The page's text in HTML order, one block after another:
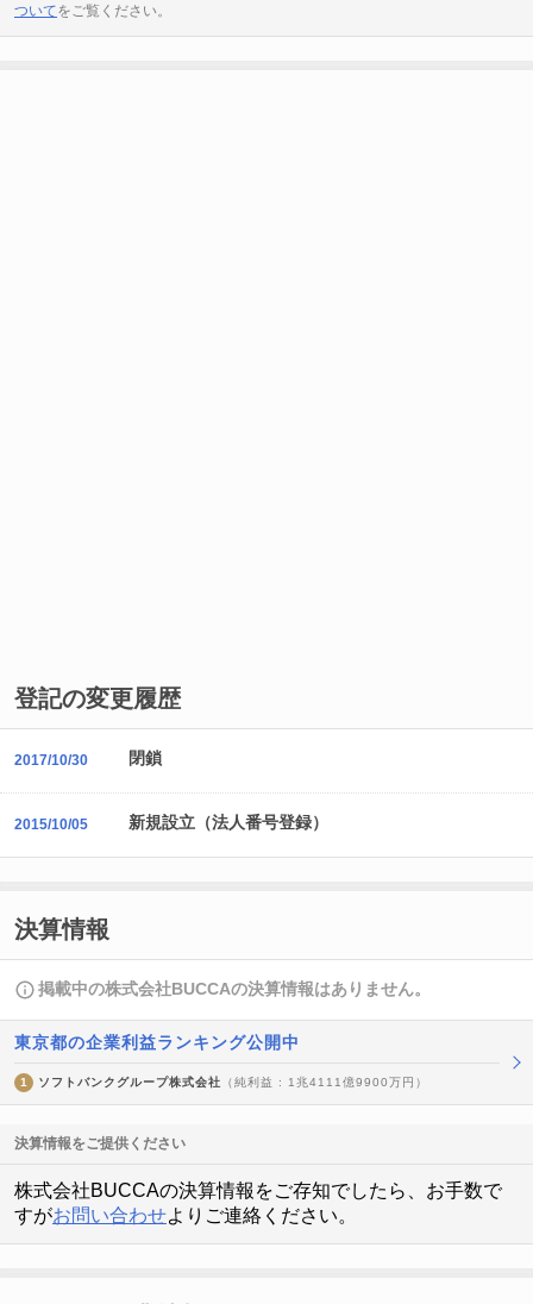
ついてをご覧ください。
登記の変更履歴
2017/10/30 閉鎖
2015/10/05 新規設立（法人番号登録）
決算情報
掲載中の株式会社BUCCAの決算情報はありません。
東京都の企業利益ランキング公開中
1 ソフトバンクグループ株式会社 （純利益 : 1兆4111億9900万円）
決算情報をご提供ください
株式会社BUCCAの決算情報をご存知でしたら、お手数で
すがお問い合わせよりご連絡ください。